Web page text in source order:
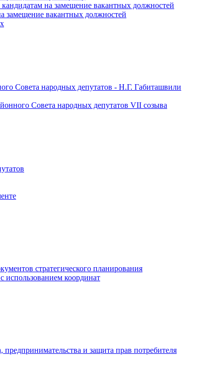
на замещение вакантных должностей
замещение вакантных должностей
Совета народных депутатов - Н.Г. Габиташвили
Совета народных депутатов VII созыва
стратегического планирования
использованием координат
предпринимательства и защита прав потребителя